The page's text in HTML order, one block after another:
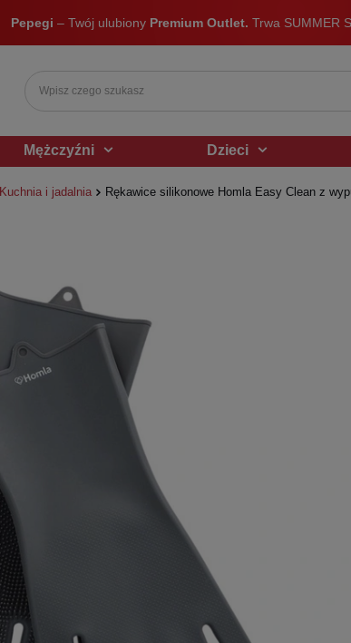
Pepegi – Twój ulubiony Premium Outlet. Trwa SUMMER
Mężczyźni Dzieci
Kuchnia i jadalnia Rękawice silikonowe Homla Easy Clean z